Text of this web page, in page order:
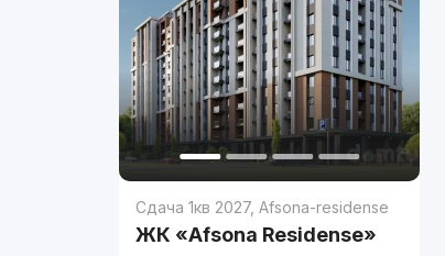
Сдача 1кв 2027,Afsona-residense
ЖК «Afsona Residense»